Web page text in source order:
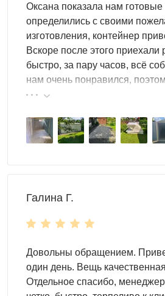
полки и шкафы
стеллажи и паллеты
ящики и крючки для
Особенности модели
это мало? А вот и нет! Внутри
инструменты, надувной
Дверь контейнера
пространству.
толщиной(поставляется в
Высота односкатной крыши
Оксана показала нам
определились с своими
изготовления, контейнер
Вскоре после этого приехали
быстро, за пару часов, всё
нам очень понравился,
эту фирму.
Галина Г.
Довольны обращением.
один день. Вещь
Отдельное спасибо,